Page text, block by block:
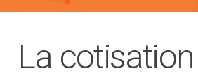
La cotisation